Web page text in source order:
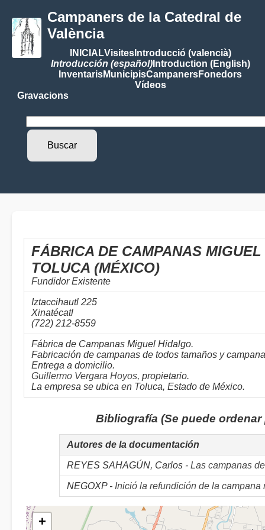
Campaners de la Catedral de
València
INICIALVisitesIntroducció (valencià)
Introducción (español)Introduction (English)
InventarisMunicipisCampanersFonedors
Vídeos
Gravacions
FÁBRICA DE CAMPANAS
TOLUCA (MÉXICO)
Fundidor Existente
Iztaccihautl 225
Xinatécatl
(722) 212-8559
Fábrica de Campanas Miguel Hidalgo.
Fabricación de campanas de todos tamaños y
Entrega a domicilio.
Guillermo Vergara Hoyos, propietario.
La empresa se ubica en Toluca, Estado de México.
Bibliografía (Se puede
Autores de la documentación
REYES SAHAGÚN, Carlos - Las campanas
NEGOXP - Inició la refundición de la
+